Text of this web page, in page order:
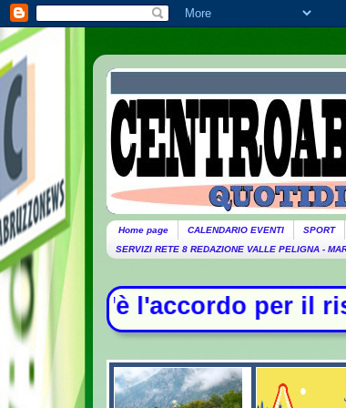
Home page CALENDARIO EVENTI SPORT
SERVIZI RETE 8 REDAZIONE VALLE PELIGNA -
per il